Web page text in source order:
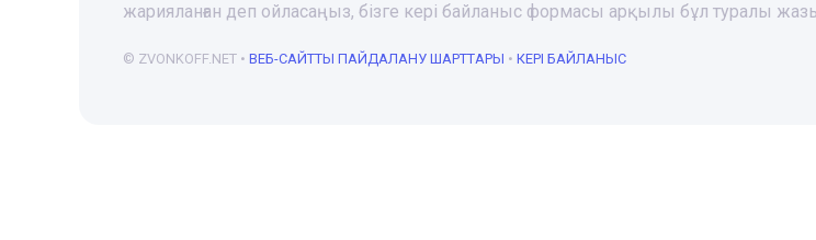
жарияланған деп ойласаңыз, бізге кері байланыс формасы арқылы бұл туралы
© ZVONKOFF.NET • ВЕБ-CАЙТТЫ ПАЙДАЛАНУ ШАРТТАРЫ • КЕРІ БАЙЛАНЫС